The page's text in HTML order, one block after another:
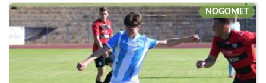
NOGOMET